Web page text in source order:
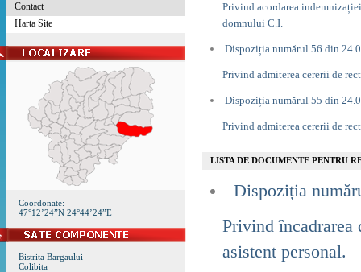
Contact
Harta Site
Coordonate:
47°12’24”N 24°44’24”E
Bistrita Bargaului
Colibita
Privind acordarea
domnului C.I.
Dispoziția numărul 56 din
Privind admiterea cererii de
Dispoziția numărul 55 din
Privind admiterea cererii de
LISTA DE DOCUMENTE PENTRU
Dispoziția
Privind încadrarea
asistent personal.